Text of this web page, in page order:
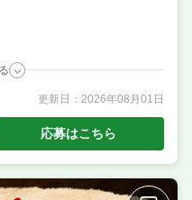
店長候補・マネージャー ／
など） ／ 調理・キッチン
・ホール ／ その他
日本酒 ワイン
２−６
更新日： 2026年08月01日
応募はこちら